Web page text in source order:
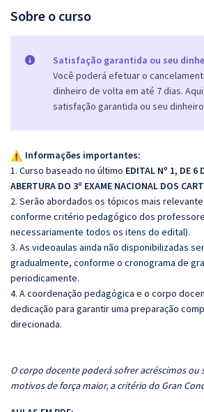
Sobre o curso
Satisfação garantida ou seu
Você poderá efetuar o
dinheiro de volta em até 7 dias.
satisfação garantida ou seu
Informações importantes:
1. Curso baseado no último EDITAL Nº 1, DE 6
ABERTURA DO 3º EXAME NACIONAL DOS
2. Serão abordados os tópicos mais
conforme critério pedagógico dos
necessariamente todos os itens do edital).
3. As videoaulas ainda não disponibilizadas
gradualmente, conforme o cronograma de
periodicamente.
4. A coordenação pedagógica e o corpo
dedicação para garantir uma preparação
direcionada.
O corpo docente poderá sofrer acréscimos
motivos de força maior, a critério do Gran